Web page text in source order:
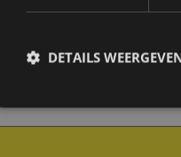
DETAILS